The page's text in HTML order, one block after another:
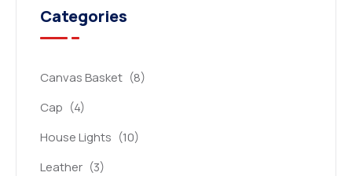
Categories
Canvas Basket (8)
Cap (4)
House Lights (10)
Leather (3)